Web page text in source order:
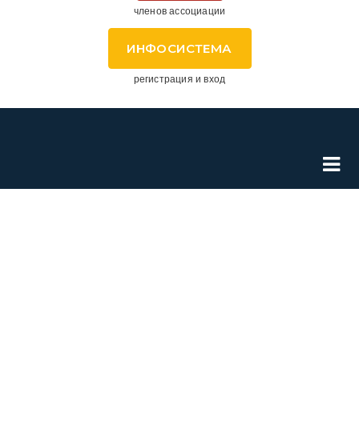
членов ассоциации
ИНФОСИСТЕМА
регистрация и вход